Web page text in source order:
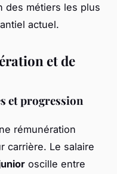
des métiers les plus
actuel.
et de
et progression
rémunération
carrière. Le salaire
oscille entre